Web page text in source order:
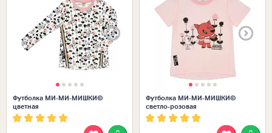
Футболка МИ-МИ-МИШКИ©
цветная
Футболка МИ-МИ-МИШКИ©
светло-розовая